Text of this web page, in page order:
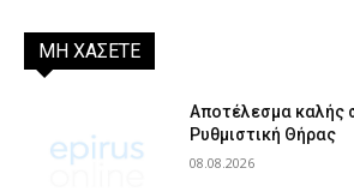
ΜΗ ΧΑΣΕΤΕ
Αποτέλεσμα καλής
Ρυθμιστική Θήρας
08.08.2026